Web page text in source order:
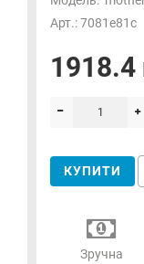
Арт.: 7081e81c
1918.4
КУПИТИ
Зручна